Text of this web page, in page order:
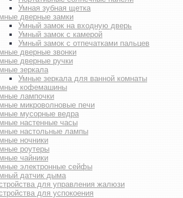
Умная зубная щетка
дверные замки
Умный замок на входную дверь
Умный замок с камерой
Умный замок с отпечатками пальцев
дверные звонки
дверные ручки
зеркала
Умные зеркала для ванной комнаты
кофемашины
лампочки
микроволновые печи
мусорные ведра
настенные часы
настольные лампы
ночники
роутеры
чайники
электронные сейфы
датчик дыма
для управления жалюзи
для успокоения